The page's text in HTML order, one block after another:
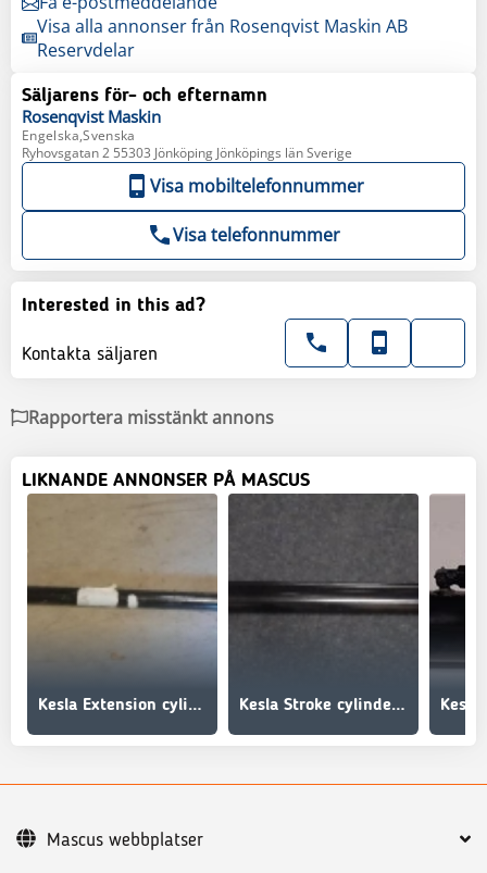
Visa alla annonser från Rosenqvist Maskin AB
Reservdelar
Säljarens för- och efternamn
Rosenqvist Maskin
Engelska,Svenska
Ryhovsgatan 2 55303 Jönköping Jönköpings län Sverige
Visa mobiltelefonnummer
Visa telefonnummer
Interested in this ad?
Kontakta säljaren
Rapportera misstänkt annons
LIKNANDE ANNONSER PÅ MASCUS
Kesla Extension cylinder 28507001, 2850 7001, 2850-7001 Kesla Stroke cylinder 40/28 - 1265 28437001, 2843 7001
Mascus webbplatser